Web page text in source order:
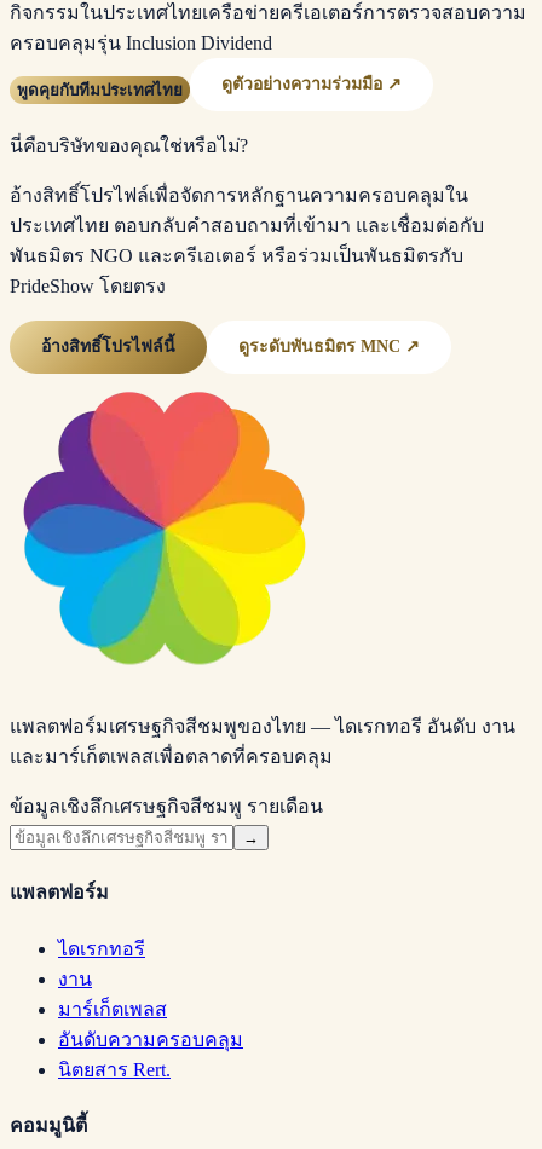
กิจกรรมในประเทศไทยเครือข่ายครีเอเตอร์การตรวจสอบความ
ครอบคลุมรุ่น Inclusion Dividend
พูดคุยกับทีมประเทศไทย ดูตัวอย่างความร่วมมือ ↗
นี่คือบริษัทของคุณใช่หรือไม่?
อ้างสิทธิ์โปรไฟล์เพื่อจัดการหลักฐานความครอบคลุมใน
ประเทศไทย ตอบกลับคำสอบถามที่เข้ามา และเชื่อมต่อกับ
พันธมิตร NGO และครีเอเตอร์ หรือร่วมเป็นพันธมิตรกับ
PrideShow โดยตรง
อ้างสิทธิ์โปรไฟล์นี้ ดูระดับพันธมิตร MNC ↗
แพลตฟอร์มเศรษฐกิจสีชมพูของไทย — ไดเรกทอรี อันดับ งาน
และมาร์เก็ตเพลสเพื่อตลาดที่ครอบคลุม
ข้อมูลเชิงลึกเศรษฐกิจสีชมพู รายเดือน
→
แพลตฟอร์ม
ไดเรกทอรี
งาน
มาร์เก็ตเพลส
อันดับความครอบคลุม
นิตยสาร Rert.
คอมมูนิตี้